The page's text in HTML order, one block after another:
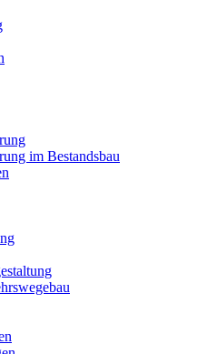
im Bestandsbau